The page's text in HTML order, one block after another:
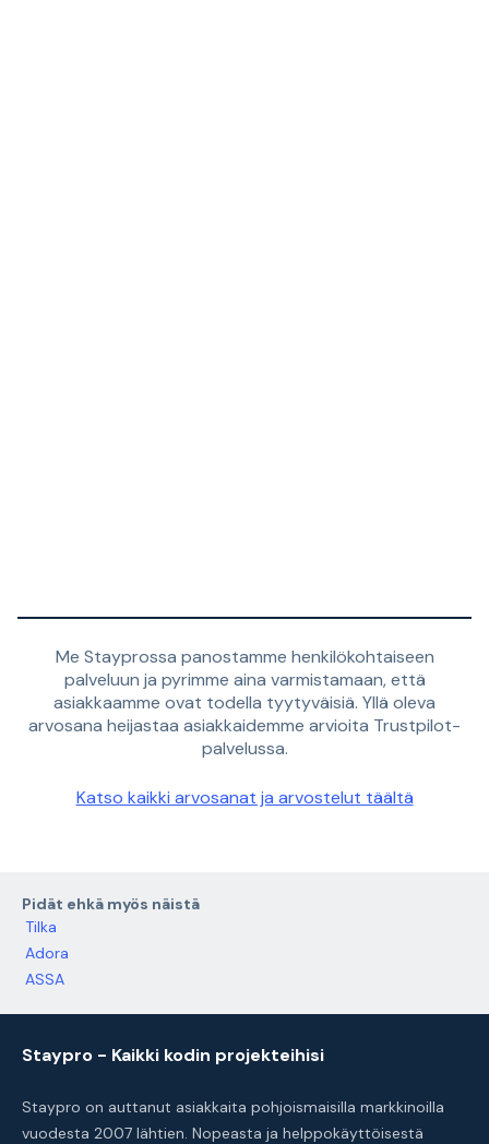
Me Stayprossa panostamme henkilökohtaiseen
palveluun ja pyrimme aina varmistamaan, että
asiakkaamme ovat todella tyytyväisiä. Yllä oleva
arvosana heijastaa asiakkaidemme arvioita Trustpilot-
palvelussa.
Katso kaikki arvosanat ja arvostelut täältä
Pidät ehkä myös näistä
Tilka
Adora
ASSA
Staypro - Kaikki kodin projekteihisi
Staypro on auttanut asiakkaita pohjoismaisilla markkinoilla
vuodesta 2007 lähtien. Nopeasta ja helppokäyttöisestä